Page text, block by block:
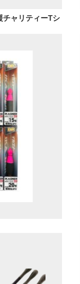
チャリティーTシ